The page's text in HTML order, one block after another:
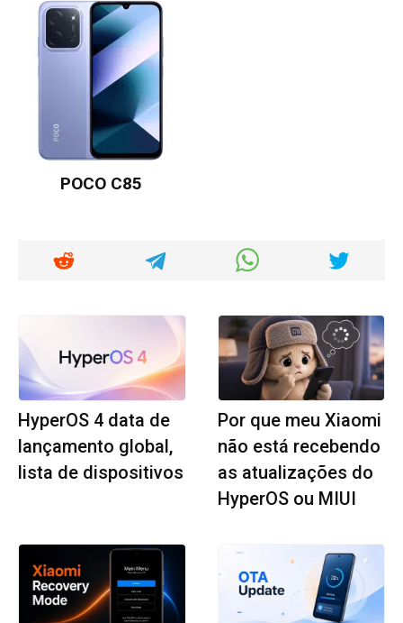
POCO C85
HyperOS 4 data de
lançamento global,
lista de dispositivos
Por que meu Xiaomi
não está recebendo
as atualizações do
HyperOS ou MIUI